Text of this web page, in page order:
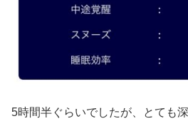
5時間半ぐらいでしたが、とても